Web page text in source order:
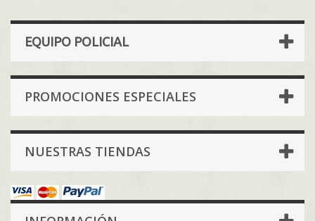
EQUIPO POLICIAL
PROMOCIONES ESPECIALES
NUESTRAS TIENDAS